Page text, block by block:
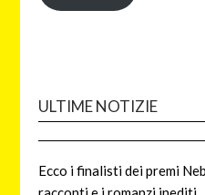
ULTIME NOTIZIE
Ecco i finalisti dei premi